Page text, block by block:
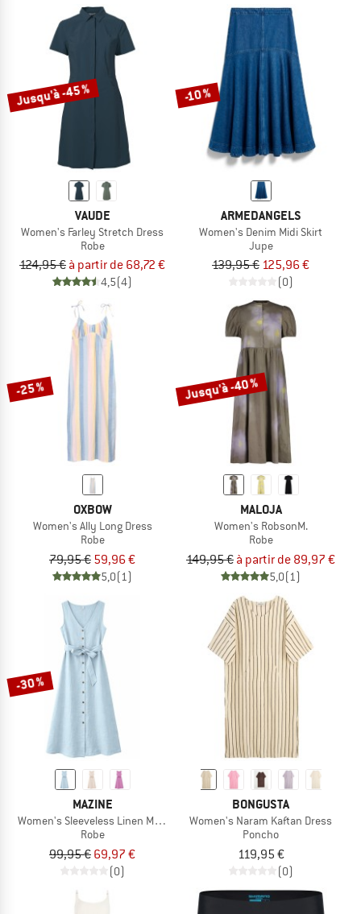
Jusqu'à -45 %
VAUDE
Women's Farley Stretch Dress
Robe
124,95 € à partir de 68,72 €
4,5(4)
-10 %
ARMEDANGELS
Women's Denim Midi Skirt
Jupe
139,95 € 125,96 €
(0)
-25 %
OXBOW
Women's Ally Long Dress
Robe
79,95 € 59,96 €
5,0(1)
Jusqu'à -40 %
MALOJA
Women's RobsonM.
Robe
149,95 € à partir de 89,97 €
5,0(1)
-30 %
MAZINE
Women's Sleeveless Linen Maxi Dress
Robe
99,95 € 69,97 €
(0)
BONGUSTA
Women's Naram Kaftan Dress
Poncho
119,95 €
(0)